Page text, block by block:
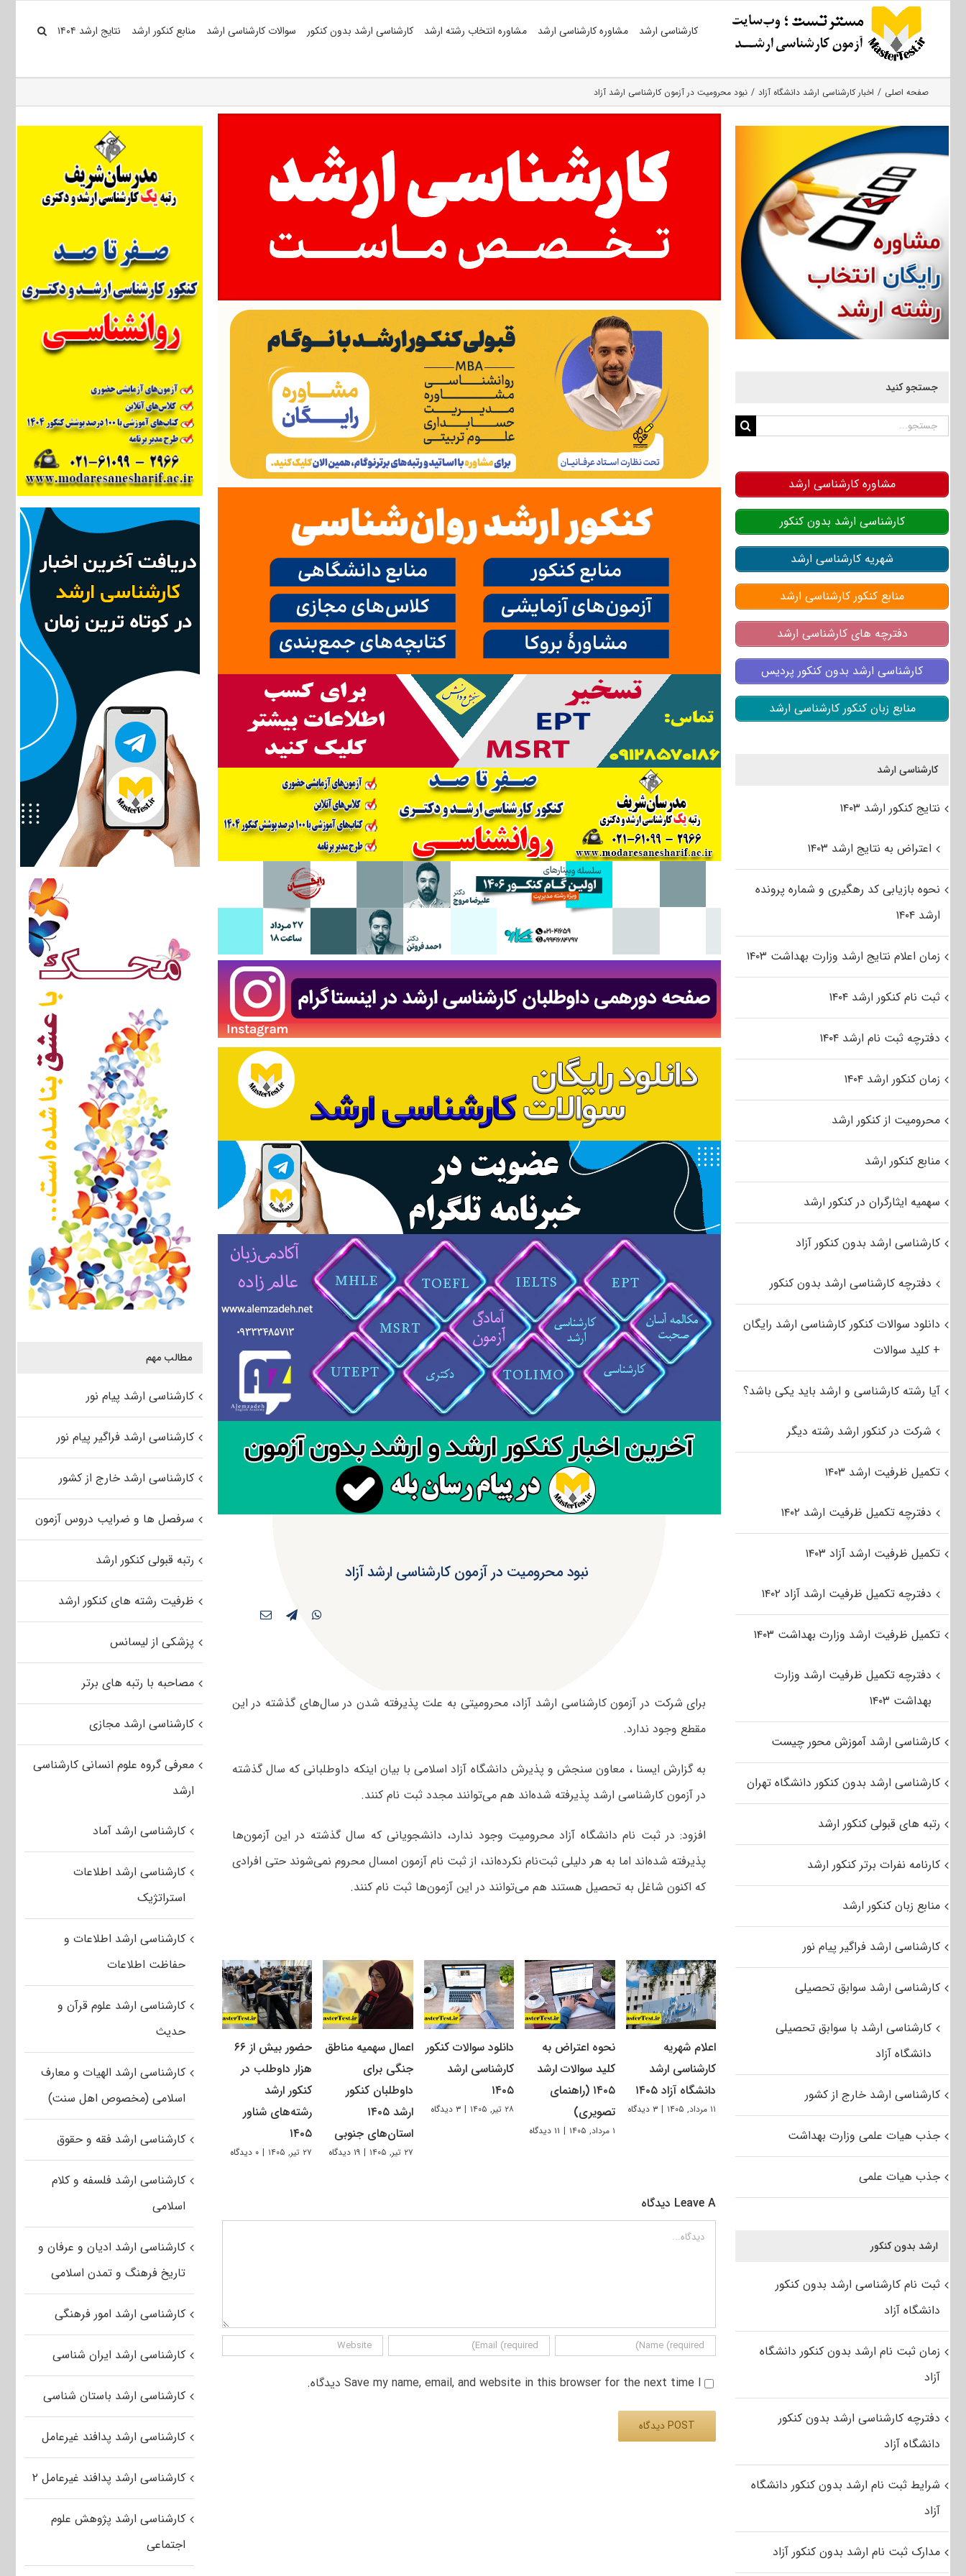
کارشناسی ارشد مشاوره کارشناسی ارشد مشاوره انتخاب رشته ارشد کارشناسی ارشد بدون کنکور سوالات کارشناسی ارشد منابع کنکور ارشد نتایج ارشد ۱۴۰۴
صفحه اصلی اخبار کارشناسی ارشد دانشگاه آزاد نبود محرومیت در آزمون کارشناسی ارشد آزاد
نبود محرومیت در آزمون کارشناسی ارشد آزاد
برای شرکت در آزمون کارشناسی ارشد آزاد، محرومیتی به علت پذیرفته شدن در سال‌های گذشته در این
مقطع وجود ندارد.
به گزارش ایسنا ، معاون سنجش و پذیرش دانشگاه آزاد اسلامی با بیان اینکه داوطلبانی که سال گذشته
در آزمون کارشناسی ارشد پذیرفته شده‌اند هم می‌توانند مجدد ثبت نام کنند.
افزود: در ثبت نام دانشگاه آزاد محرومیت وجود ندارد، دانشجویانی که سال گذشته در این آزمون‌ها
پذیرفته شده‌اند اما به هر دلیلی ثبت‌نام نکرده‌اند، از ثبت نام آزمون امسال محروم نمی‌شوند حتی افرادی
که اکنون شاغل به تحصیل هستند هم می‌توانند در این آزمون‌ها ثبت نام کنند.
اعلام شهریه
کارشناسی ارشد
دانشگاه آزاد ۱۴۰۵
۱۱ مرداد, ۱۴۰۵ | ۳ دیدگاه
نحوه اعتراض به
کلید سوالات ارشد
۱۴۰۵ (راهنمای
تصویری)
۱ مرداد, ۱۴۰۵ | ۱۱ دیدگاه
دانلود سوالات کنکور
کارشناسی ارشد
۱۴۰۵
۲۸ تیر, ۱۴۰۵ | ۳ دیدگاه
اعمال سهمیه مناطق
جنگی برای
داوطلبان کنکور
ارشد ۱۴۰۵
استان‌های جنوبی
۲۷ تیر, ۱۴۰۵ | ۱۹ دیدگاه
حضور بیش از ۶۶
هزار داوطلب در
کنکور ارشد
رشته‌های شناور
۱۴۰۵
۲۷ تیر, ۱۴۰۵ | ۰ دیدگاه
Leave A دیدگاه
دیدگاه
Save my name, email, and website in this browser for the next time I دیدگاه.
مطالب مهم
کارشناسی ارشد پیام نور
کارشناسی ارشد فراگیر پیام نور
کارشناسی ارشد خارج از کشور
سرفصل ها و ضرایب دروس آزمون
رتبه قبولی کنکور ارشد
ظرفیت رشته های کنکور ارشد
پزشکی از لیسانس
مصاحبه با رتبه های برتر
کارشناسی ارشد مجازی
معرفی گروه علوم انسانی کارشناسی
ارشد
کارشناسی ارشد آماد
کارشناسی ارشد اطلاعات
استراتژیک
کارشناسی ارشد اطلاعات و
حفاظت اطلاعات
کارشناسی ارشد علوم قرآن و
حدیث
کارشناسی ارشد الهیات و معارف
اسلامی (مخصوص اهل سنت)
کارشناسی ارشد فقه و حقوق
کارشناسی ارشد فلسفه و کلام
اسلامی
کارشناسی ارشد ادیان و عرفان و
تاریخ فرهنگ و تمدن اسلامی
کارشناسی ارشد امور فرهنگی
کارشناسی ارشد ایران شناسی
کارشناسی ارشد باستان شناسی
کارشناسی ارشد پدافند غیرعامل
کارشناسی ارشد پدافند غیرعامل ۲
کارشناسی ارشد پژوهش علوم
اجتماعی
جستجو کنید
جستجو
مشاوره کارشناسی ارشد
کارشناسی ارشد بدون کنکور
شهریه کارشناسی ارشد
منابع کنکور کارشناسی ارشد
دفترچه های کارشناسی ارشد
کارشناسی ارشد بدون کنکور پردیس
منابع زبان کنکور کارشناسی ارشد
کارشناسی ارشد
نتایج کنکور ارشد ۱۴۰۳
اعتراض به نتایج ارشد ۱۴۰۳
نحوه بازیابی کد رهگیری و شماره پرونده
ارشد ۱۴۰۴
زمان اعلام نتایج ارشد وزارت بهداشت ۱۴۰۳
ثبت نام کنکور ارشد ۱۴۰۴
دفترچه ثبت نام ارشد ۱۴۰۴
زمان کنکور ارشد ۱۴۰۴
محرومیت از کنکور ارشد
منابع کنکور ارشد
سهمیه ایثارگران در کنکور ارشد
کارشناسی ارشد بدون کنکور آزاد
دفترچه کارشناسی ارشد بدون کنکور
دانلود سوالات کنکور کارشناسی ارشد رایگان
+ کلید سوالات
آیا رشته کارشناسی و ارشد باید یکی باشد؟
شرکت در کنکور ارشد رشته دیگر
تکمیل ظرفیت ارشد ۱۴۰۳
دفترچه تکمیل ظرفیت ارشد ۱۴۰۲
تکمیل ظرفیت ارشد آزاد ۱۴۰۳
دفترچه تکمیل ظرفیت ارشد آزاد ۱۴۰۲
تکمیل ظرفیت ارشد وزارت بهداشت ۱۴۰۳
دفترچه تکمیل ظرفیت ارشد وزارت
بهداشت ۱۴۰۳
کارشناسی ارشد آموزش محور چیست
کارشناسی ارشد بدون کنکور دانشگاه تهران
رتبه های قبولی کنکور ارشد
کارنامه نفرات برتر کنکور ارشد
منابع زبان کنکور ارشد
کارشناسی ارشد فراگیر پیام نور
کارشناسی ارشد سوابق تحصیلی
کارشناسی ارشد با سوابق تحصیلی
دانشگاه آزاد
کارشناسی ارشد خارج از کشور
جذب هیات علمی وزارت بهداشت
جذب هیات علمی
ارشد بدون کنکور
ثبت نام کارشناسی ارشد بدون کنکور
دانشگاه آزاد
زمان ثبت نام ارشد بدون کنکور دانشگاه
آزاد
دفترچه کارشناسی ارشد بدون کنکور
دانشگاه آزاد
شرایط ثبت نام ارشد بدون کنکور دانشگاه
آزاد
مدارک ثبت نام ارشد بدون کنکور آزاد